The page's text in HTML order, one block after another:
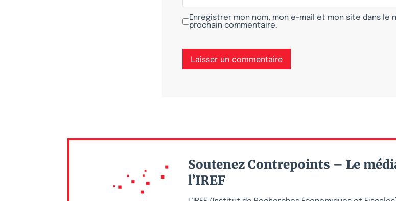
Enregistrer mon nom, mon e-mail et mon site dans le
prochain commentaire.
Soutenez Contrepoints – Le
l’IREF